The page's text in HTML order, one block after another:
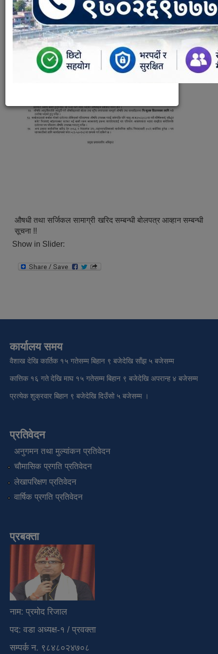
औषधी तथा सर्जिकल सामाग्री खरिद सम्बन्धी बोलपत्र आव्हान सम्बन्धी
सूचना !!
Show in Slider:
कार्यालय समय
वैशाख देखि कार्तिक १५ गतेसम्म बिहान ९ बजेदेखि साँझ ५ बजेसम्म
कात्तिक १६ गते देखि माघ १५ गतेसम्म बिहान ९ बजेदेखि अपरान्ह ४ बजेसम्म
प्रत्येक शुक्रवार बिहान ९ बजेदेखि दिउँसो ५ बजेसम्म ।
प्रतिवेदन
अनुगमन तथा मुल्यांकन प्रतिवेदन
चौमासिक प्रगति प्रतिवेदन
लेखापरिक्षण प्रतिवेदन
वार्षिक प्रगति प्रतिवेदन
प्रबक्ता
नाम: प्रमोद रिजाल
पद: वडा अध्यक्ष-१ / प्रवक्ता
सम्पर्क न. ९८४८०२४७०८